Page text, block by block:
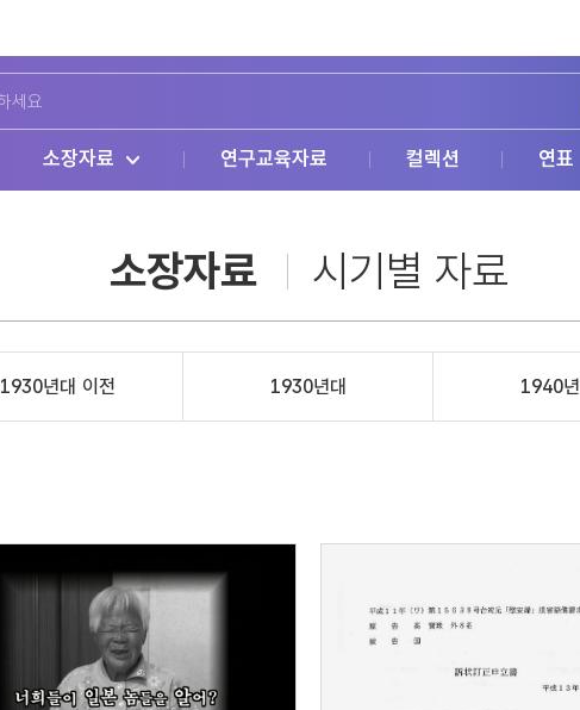
소장자료 연구교육자료 컬렉션 연표
소장자료 시기별 자료
1930년대 이전 1930년대 1940년